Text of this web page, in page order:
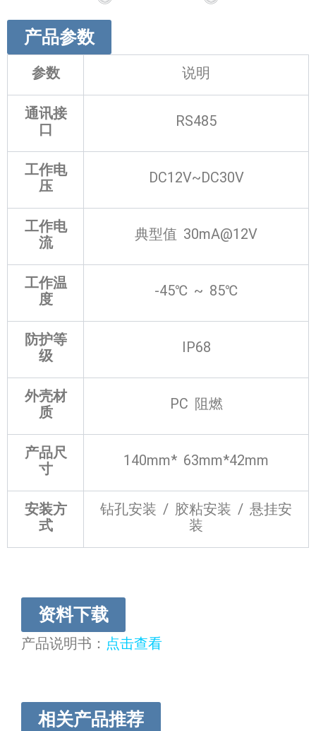
产品参数
参数 说明
通讯接
口
RS485
工作电
压
DC12V~DC30V
工作电
流
典型值 30mA@12V
工作温
度
-45℃ ~ 85℃
防护等
级
IP68
外壳材
质
PC 阻燃
产品尺
寸
140mm* 63mm*42mm
安装方
式
钻孔安装 / 胶粘安装 / 悬挂安
装
资料下载
产品说明书： 点击查看
相关产品推荐